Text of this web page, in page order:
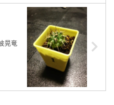
晃竜